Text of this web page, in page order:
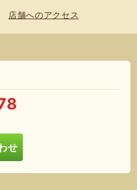
店舗へのアクセス
せ